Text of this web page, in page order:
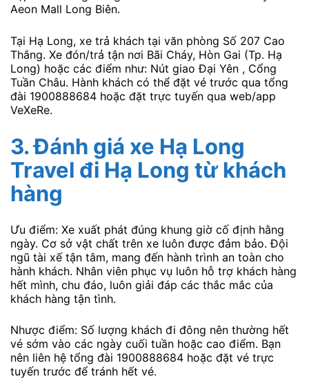
Aeon Mall Long Biên.
Tại Hạ Long, xe trả khách tại văn phòng Số 207 Cao
Thắng. Xe đón/trả tận nơi Bãi Cháy, Hòn Gai (Tp. Hạ
Long) hoặc các điểm như: Nút giao Đại Yên , Cổng
Tuần Châu. Hành khách có thể đặt vé trước qua tổng
đài 1900888684 hoặc đặt trực tuyến qua web/app
VeXeRe.
3. Đánh giá xe Hạ Long
Travel đi Hạ Long từ khách
hàng
Ưu điểm: Xe xuất phát đúng khung giờ cố định hằng
ngày. Cơ sở vật chất trên xe luôn được đảm bảo. Đội
ngũ tài xế tận tâm, mang đến hành trình an toàn cho
hành khách. Nhân viên phục vụ luôn hỗ trợ khách hàng
hết mình, chu đáo, luôn giải đáp các thắc mắc của
khách hàng tận tình.
Nhược điểm: Số lượng khách đi đông nên thường hết
vé sớm vào các ngày cuối tuần hoặc cao điểm. Bạn
nên liên hệ tổng đài 1900888684 hoặc đặt vé trực
tuyến trước để tránh hết vé.